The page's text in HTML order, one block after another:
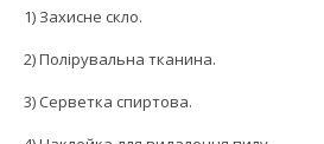
1) Захисне скло.
2) Полірувальна тканина.
3) Серветка спиртова.